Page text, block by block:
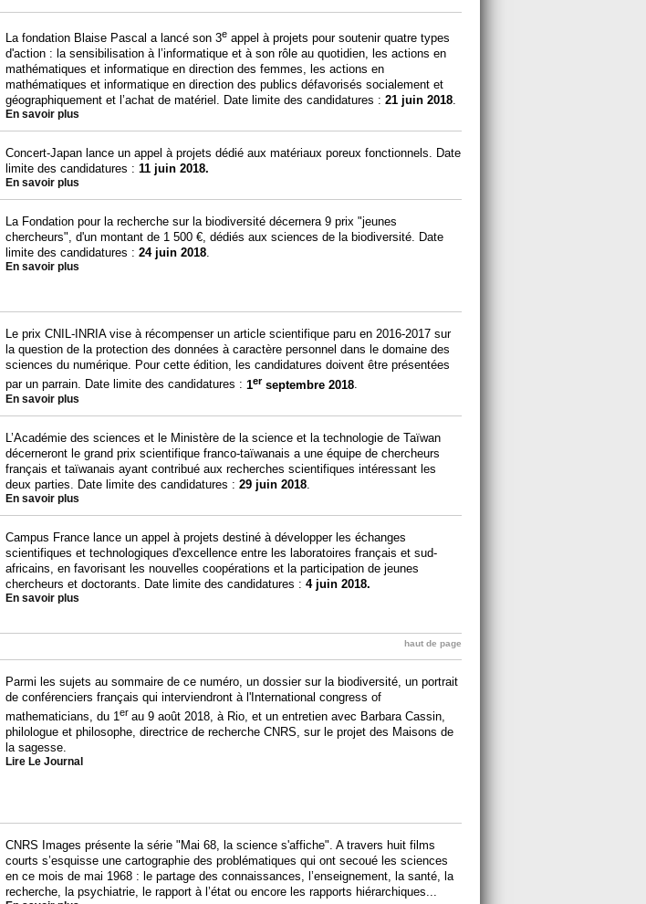
La fondation Blaise Pascal a lancé son 3e appel à projets pour soutenir quatre types
d'action : la sensibilisation à l’informatique et à son rôle au quotidien, les actions en
mathématiques et informatique en direction des femmes, les actions en
mathématiques et informatique en direction des publics défavorisés socialement et
géographiquement et l’achat de matériel. Date limite des candidatures : 21 juin 2018.
En savoir plus
Concert-Japan lance un appel à projets dédié aux matériaux poreux fonctionnels. Date
limite des candidatures : 11 juin 2018.
En savoir plus
La Fondation pour la recherche sur la biodiversité décernera 9 prix "jeunes
chercheurs", d'un montant de 1 500 €, dédiés aux sciences de la biodiversité. Date
limite des candidatures : 24 juin 2018.
En savoir plus
Le prix CNIL-INRIA vise à récompenser un article scientifique paru en 2016-2017 sur
la question de la protection des données à caractère personnel dans le domaine des
sciences du numérique. Pour cette édition, les candidatures doivent être présentées
par un parrain. Date limite des candidatures : 1erseptembre 2018.
En savoir plus
L’Académie des sciences et le Ministère de la science et la technologie de Taïwan
décerneront le grand prix scientifique franco-taïwanais a une équipe de chercheurs
français et taïwanais ayant contribué aux recherches scientifiques intéressant les
deux parties. Date limite des candidatures : 29 juin 2018
En savoir plus
Campus France lance un appel à projets destiné à développer les échanges
scientifiques et technologiques d'excellence entre les laboratoires français et sud-
africains, en favorisant les nouvelles coopérations et la participation de jeunes
chercheurs et doctorants. Date limite des candidatures : 4 juin 2018.
En savoir plus
haut de page
Parmi les sujets au sommaire de ce numéro, un dossier sur la biodiversité, un portrait
de conférenciers français qui interviendront à l'International congress of
mathematicians, du 1 er au 9 août 2018, à Rio, et un entretien avec Barbara Cassin,
philologue et philosophe, directrice de recherche CNRS, sur le projet des Maisons de
la sagesse.
Lire Le Journal
CNRS Images présente la série "Mai 68, la science s'affiche". A travers huit films
courts s’esquisse une cartographie des problématiques qui ont secoué les sciences
en ce mois de mai 1968 : le partage des connaissances, l’enseignement, la santé, la
recherche, la psychiatrie, le rapport à l’état ou encore les rapports hiérarchiques...